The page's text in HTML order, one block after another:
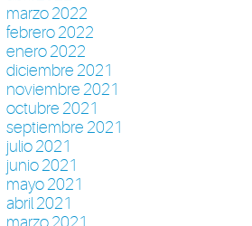
marzo 2022
febrero 2022
enero 2022
diciembre 2021
noviembre 2021
octubre 2021
septiembre 2021
julio 2021
junio 2021
mayo 2021
abril 2021
marzo 2021